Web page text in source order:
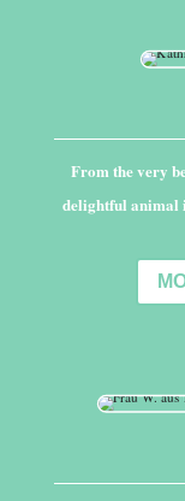
From the very
delightful animal